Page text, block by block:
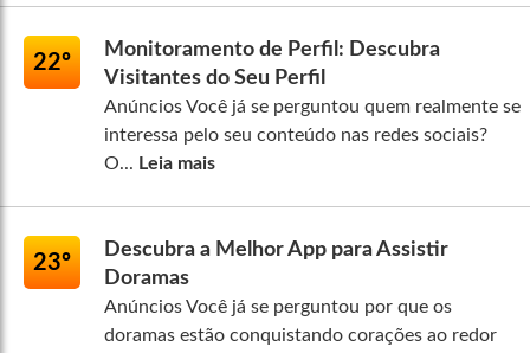
22º
Monitoramento de Perfil: Descubra
Visitantes do Seu Perfil
Anúncios Você já se perguntou quem realmente se
interessa pelo seu conteúdo nas redes sociais?
O... Leia mais
23º
Descubra a Melhor App para Assistir
Doramas
Anúncios Você já se perguntou por que os
doramas estão conquistando corações ao redor